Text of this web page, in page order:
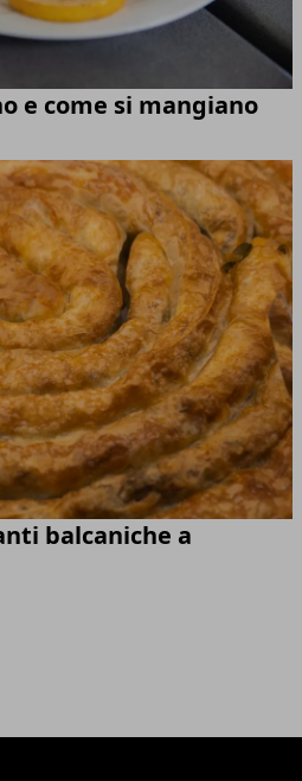
e come si mangiano
balcaniche a